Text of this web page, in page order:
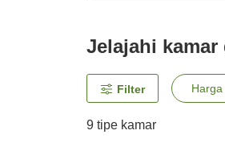
Jelajahi kamar
Filter
9 tipe kamar